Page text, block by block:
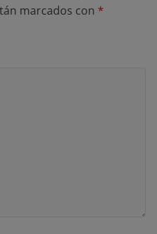
marcados con *